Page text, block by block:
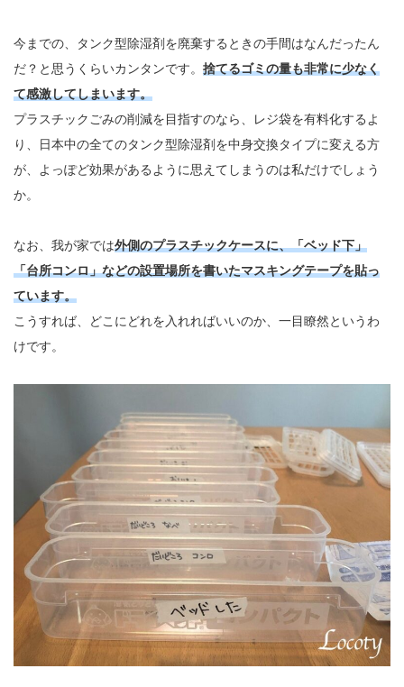
今までの、タンク型除湿剤を廃棄するときの手間はなんだったん
だ？と思うくらいカンタンです。 捨てるゴミの量も非常に少なく
て感激してしまいます。
プラスチックごみの削減を目指すのなら、レジ袋を有料化するよ
り、日本中の全てのタンク型除湿剤を中身交換タイプに変える方
が、よっぽど効果があるように思えてしまうのは私だけでしょう
か。
なお、我が家では外側のプラスチックケースに、「ベッド下」
「台所コンロ」などの設置場所を書いたマスキングテープを貼っ
ています。
こうすれば、どこにどれを入れればいいのか、一目瞭然というわ
けです。